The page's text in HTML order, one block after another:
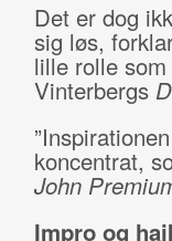
Det er dog
sig løs,
lille rolle
Vinterbergs
koncentrat,
John
Impro og